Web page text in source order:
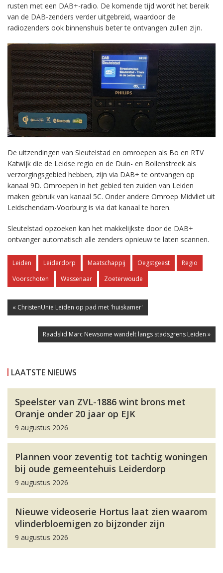
rusten met een DAB+-radio. De komende tijd wordt het bereik
van de DAB-zenders verder uitgebreid, waardoor de
radiozenders ook binnenshuis beter te ontvangen zullen zijn.
De uitzendingen van Sleutelstad en omroepen als Bo en RTV
Katwijk die de Leidse regio en de Duin- en Bollenstreek als
verzorgingsgebied hebben, zijn via DAB+ te ontvangen op
kanaal 9D. Omroepen in het gebied ten zuiden van Leiden
maken gebruik van kanaal 5C. Onder andere Omroep Midvliet uit
Leidschendam-Voorburg is via dat kanaal te horen.
Sleutelstad opzoeken kan het makkelijkste door de DAB+
ontvanger automatisch alle zenders opnieuw te laten scannen.
Leiden Leiderdorp Maatschappij Oegstgeest
Regio
Voorschoten
Wassenaar Zoeterwoude
« ChristenUnie Leiden op pad met 'huiskamer'
Raadslid Marc Newsome wandelt langs stadsgrens Leiden »
LAATSTE NIEUWS
Speelster van ZVL-1886 wint brons met
Oranje onder 20 jaar op EJK
9 augustus 2026
Plannen voor zeventig tot tachtig woningen
bij oude gemeentehuis Leiderdorp
9 augustus 2026
Nieuwe videoserie Hortus laat zien waarom
vlinderbloemigen zo bijzonder zijn
9 augustus 2026